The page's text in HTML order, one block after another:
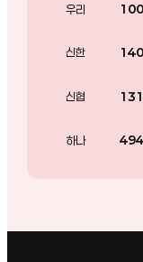
우리
신한
신협
하나